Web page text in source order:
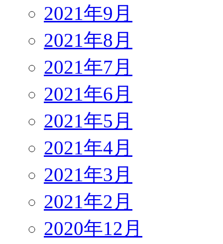
2021年9月
2021年8月
2021年7月
2021年6月
2021年5月
2021年4月
2021年3月
2021年2月
2020年12月